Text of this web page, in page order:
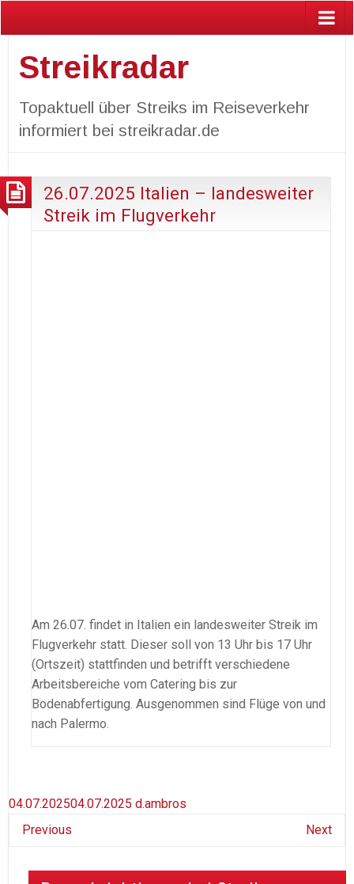
Streikradar
Topaktuell über Streiks im Reiseverkehr
informiert bei streikradar.de
26.07.2025 Italien – landesweiter
Streik im Flugverkehr
Am 26.07. findet in Italien ein landesweiter Streik im
Flugverkehr statt. Dieser soll von 13 Uhr bis 17 Uhr
(Ortszeit) stattfinden und betrifft verschiedene
Arbeitsbereiche vom Catering bis zur
Bodenabfertigung. Ausgenommen sind Flüge von und
nach Palermo.
04.07.202504.07.2025 d.ambros
Previous
Next